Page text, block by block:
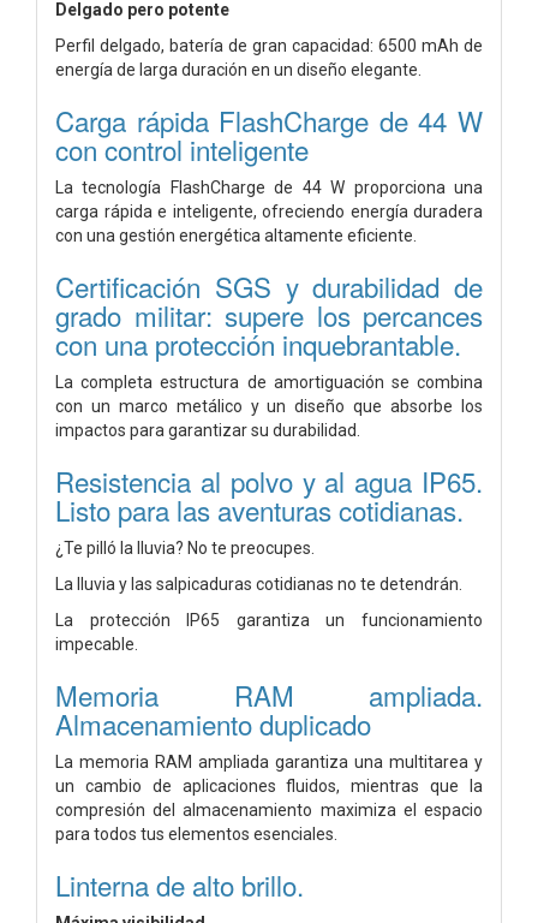
Delgado pero potente
Perfil delgado, batería de gran capacidad: 6500 mAh de
energía de larga duración en un diseño elegante.
Carga rápida FlashCharge de 44 W
con control inteligente
La tecnología FlashCharge de 44 W proporciona una
carga rápida e inteligente, ofreciendo energía duradera
con una gestión energética altamente eficiente.
Certificación SGS y durabilidad de
grado militar: supere los percances
con una protección inquebrantable.
La completa estructura de amortiguación se combina
con un marco metálico y un diseño que absorbe los
impactos para garantizar su durabilidad.
Resistencia al polvo y al agua IP65.
Listo para las aventuras cotidianas.
¿Te pilló la lluvia? No te preocupes.
La lluvia y las salpicaduras cotidianas no te detendrán.
La protección IP65 garantiza un funcionamiento
impecable.
Memoria RAM ampliada.
Almacenamiento duplicado
La memoria RAM ampliada garantiza una multitarea y
un cambio de aplicaciones fluidos, mientras que la
compresión del almacenamiento maximiza el espacio
para todos tus elementos esenciales.
Linterna de alto brillo.